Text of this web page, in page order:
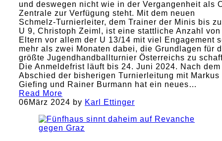
und deswegen nicht wie in der Vergangenheit als
Zentrale zur Verfügung steht. Mit dem neuen
Schmelz-Turnierleiter, dem Trainer der Minis bis
U 9, Christoph Zeiml, ist eine stattliche Anzahl von
Eltern vor allem der U 13/14 mit viel Engagement
mehr als zwei Monaten dabei, die Grundlagen für
größte Jugendhandballturnier Österreichs zu
Die Anmeldefrist läuft bis 24. Juni 2024. Nach dem
Abschied der bisherigen Turnierleitung mit Markus
Giefing und Rainer Burmann hat ein neues…
Read More
06März 2024 by Karl Ettinger